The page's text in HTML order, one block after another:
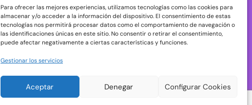
Para ofrecer las mejores experiencias, utilizamos tecnologías como las cookies para
almacenar y/o acceder a la información del dispositivo. El consentimiento de estas
tecnologías nos permitirá procesar datos como el comportamiento de navegación o
las identificaciones únicas en este sitio. No consentir o retirar el consentimiento,
puede afectar negativamente a ciertas características y funciones.
Gestionar los servicios
Aceptar Denegar Configurar Cookies
DIRAC DIST, S.L. como responsable del
tratamiento tratará tus datos con la finalidad de
dar respuesta a tu consulta o petición. Puedes
acceder, rectificar y suprimir tus datos, así como
ejercer otros derechos consultando la
información adicional y detallada sobre